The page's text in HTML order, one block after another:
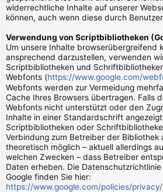
widerrechtliche Inhalte auf unserer
können, auch wenn diese durch
Verwendung von Scriptbibliotheken
Um unsere Inhalte browserübergreifend
ansprechend darzustellen, verwenden
Scriptbibliotheken und
Webfonts (https://www.google.com/
Webfonts werden zur Vermeidung
Cache Ihres Browsers übertragen. Falls
Webfonts nicht unterstützt oder den
Inhalte in einer Standardschrift
Scriptbibliotheken oder
Verbindung zum Betreiber der Bibliothek
theoretisch möglich – aktuell allerdings
welchen Zwecken – dass Betreiber
Daten erheben. Die
Google finden Sie hier:
https://www.google.com/policies/privacy/